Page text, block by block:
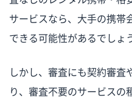
サービスなら、大手の携帯
できる可能性があるでしょ
しかし、審査にも契約審査
り、審査不要のサービスの